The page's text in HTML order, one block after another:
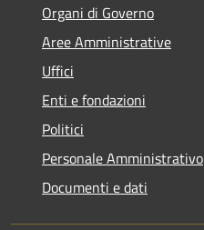
Organi di Governo
Aree Amministrative
Uffici
Enti e fondazioni
Politici
Personale Amministrativo
Documenti e dati